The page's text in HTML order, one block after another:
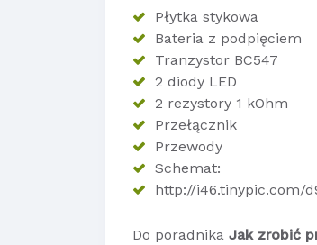
Płytka stykowa
Bateria z podpięciem
Tranzystor BC547
2 diody LED
2 rezystory 1 kOhm
Przełącznik
Przewody
Schemat:
http://i46.tinypic.com/
Do poradnika Jak zrobić